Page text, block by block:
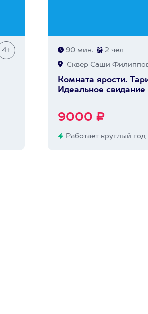
4+ 90 мин. 2 чел
Сквер Саши
Комната ярости.
Идеальное свидание
9000 ₽
Работает круглый год